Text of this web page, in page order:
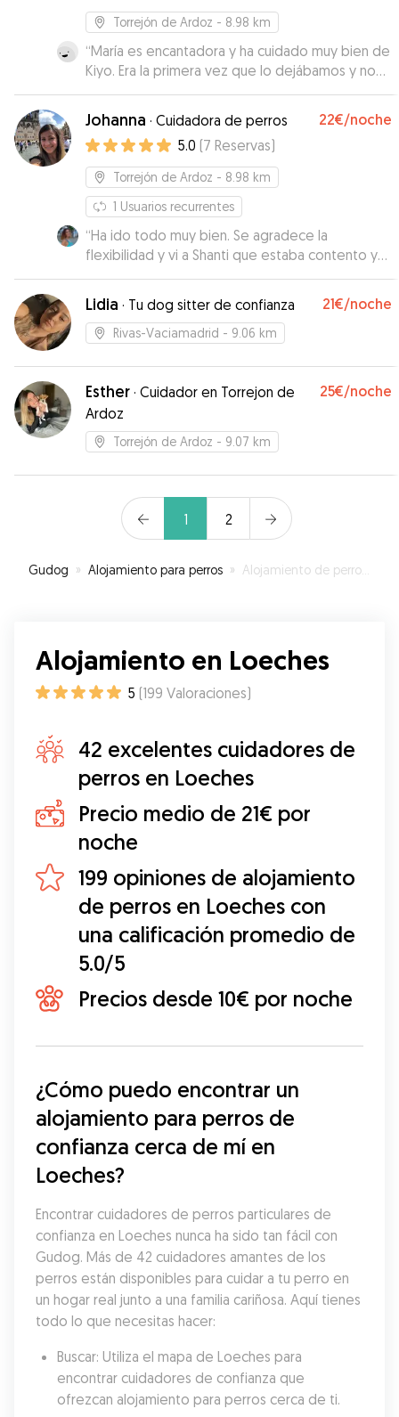
Torrejón de Ardoz - 8.98 km
“María es encantadora y ha cuidado muy bien de
Kiyo. Era la primera vez que lo dejábamos y no
será la última. En todo momento estuvo
pendiente del perrito y nos envío comentarios,
fotos y vídeos. Totalmente recomendable!!!”
Johanna · Cuidadora de perros 22€/noche
5.0 (7 Reservas)
Torrejón de Ardoz - 8.98 km
1 Usuarios recurrentes
“Ha ido todo muy bien. Se agradece la
flexibilidad y vi a Shanti que estaba contento y
tranquilo.”
Lidia · Tu dog sitter de confianza 21€/noche
Rivas-Vaciamadrid - 9.06 km
Esther · Cuidador en Torrejon de
Ardoz
25€/noche
Torrejón de Ardoz - 9.07 km
1 2
Gudog » Alojamiento para perros » Alojamiento de perros en Loeches
Alojamiento en Loeches
5 (199 Valoraciones)
42 excelentes cuidadores de
perros en Loeches
Precio medio de 21€ por
noche
199 opiniones de alojamiento
de perros en Loeches con
una calificación promedio de
5.0/5
Precios desde 10€ por noche
¿Cómo puedo encontrar un
alojamiento para perros de
confianza cerca de mí en
Loeches?
Encontrar cuidadores de perros particulares de
confianza en Loeches nunca ha sido tan fácil con
Gudog. Más de 42 cuidadores amantes de los
perros están disponibles para cuidar a tu perro en
un hogar real junto a una familia cariñosa. Aquí tienes
todo lo que necesitas hacer:
Buscar: Utiliza el mapa de Loeches para
encontrar cuidadores de confianza que
ofrezcan alojamiento para perros cerca de ti.